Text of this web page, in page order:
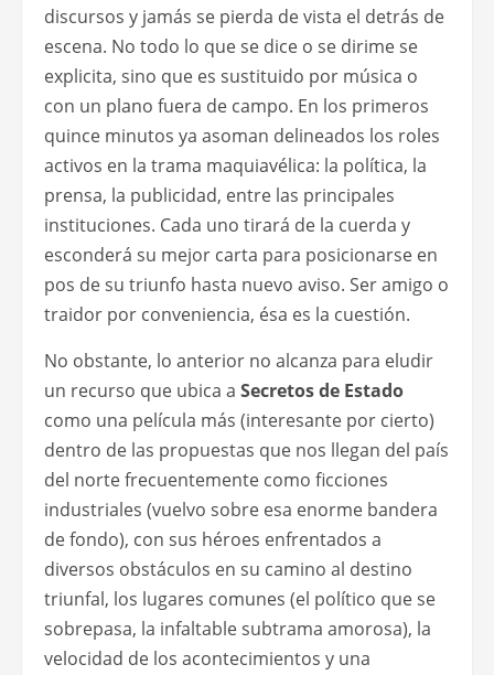
discursos y jamás se pierda de vista el detrás de
escena. No todo lo que se dice o se dirime se
explicita, sino que es sustituido por música o
con un plano fuera de campo. En los primeros
quince minutos ya asoman delineados los roles
activos en la trama maquiavélica: la política, la
prensa, la publicidad, entre las principales
instituciones. Cada uno tirará de la cuerda y
esconderá su mejor carta para posicionarse en
pos de su triunfo hasta nuevo aviso. Ser amigo o
traidor por conveniencia, ésa es la cuestión.
No obstante, lo anterior no alcanza para eludir
un recurso que ubica a Secretos de Estado
como una película más (interesante por cierto)
dentro de las propuestas que nos llegan del país
del norte frecuentemente como ficciones
industriales (vuelvo sobre esa enorme bandera
de fondo), con sus héroes enfrentados a
diversos obstáculos en su camino al destino
triunfal, los lugares comunes (el político que se
sobrepasa, la infaltable subtrama amorosa), la
velocidad de los acontecimientos y una